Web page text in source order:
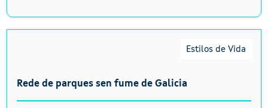
Estilos de Vida
Rede de parques sen fume de Galicia